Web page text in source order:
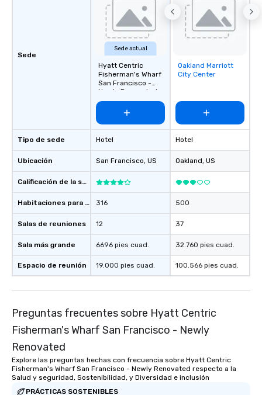
Sede
Tipo de sede
Ubicación
Calificación de la sede
Habitaciones para huéspedes
Salas de reuniones
Sala más grande
Espacio de reunión
Sede actual
Hyatt Centric
Fisherman's Wharf
San Francisco -
Newly Renovated
Hotel
San Francisco, US
316
12
6696 pies cuad.
19.000 pies cuad.
Removed from
favorites
Oakland Marriott
City Center
Hotel
Oakland, US
500
37
32.760 pies cuad.
100.566 pies cuad.
Preguntas frecuentes sobre Hyatt Centric
Fisherman's Wharf San Francisco - Newly
Renovated
Explore las preguntas hechas con frecuencia sobre Hyatt Centric
Fisherman's Wharf San Francisco - Newly Renovated respecto a la
Salud y seguridad, Sostenibilidad, y Diversidad e inclusión
PRÁCTICAS SOSTENIBLES